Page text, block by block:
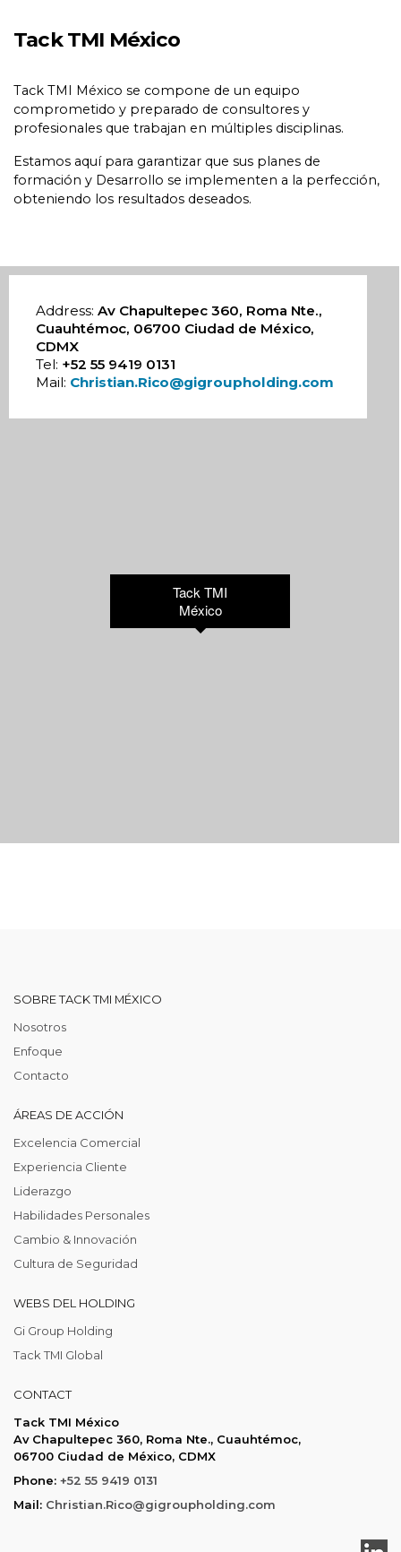
Tack TMI México
Tack TMI México se compone de un equipo
comprometido y preparado de consultores y
profesionales que trabajan en múltiples disciplinas.
Estamos aquí para garantizar que sus planes de
formación y Desarrollo se implementen a la perfección,
obteniendo los resultados deseados.
Address: Av Chapultepec 360, Roma Nte.,
Cuauhtémoc, 06700 Ciudad de México,
CDMX
Tel: +52 55 9419 0131
Mail: Christian.Rico@gigroupholding.com
Tack TMI
México
SOBRE TACK TMI MÉXICO
Nosotros
Enfoque
Contacto
ÁREAS DE ACCIÓN
Excelencia Comercial
Experiencia Cliente
Liderazgo
Habilidades Personales
Cambio & Innovación
Cultura de Seguridad
WEBS DEL HOLDING
Gi Group Holding
Tack TMI Global
CONTACT
Tack TMI México
Av Chapultepec 360, Roma Nte., Cuauhtémoc,
06700 Ciudad de México, CDMX
Phone: +52 55 9419 0131
Mail: Christian.Rico@gigroupholding.com